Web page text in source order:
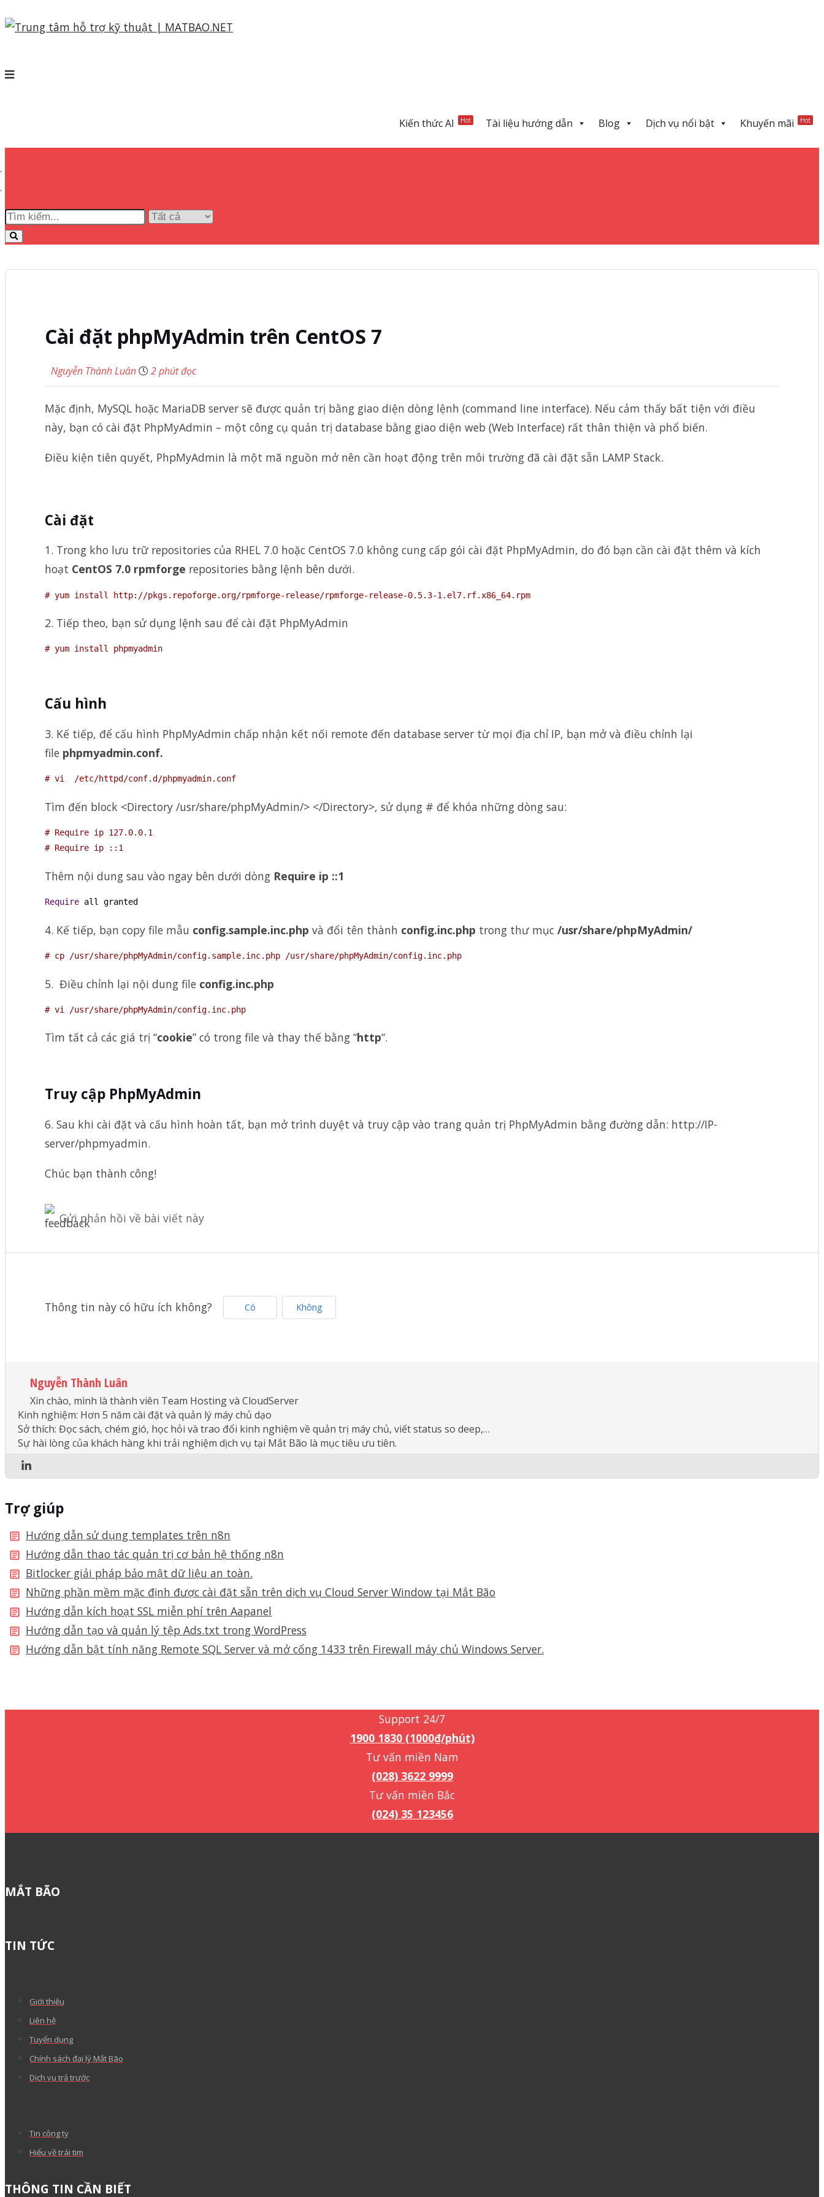
Kiến thức AI Hot Tài liệu hướng dẫn Blog Dịch vụ nổi bật Khuyến mãi Hot
Cài đặt phpMyAdmin trên CentOS 7
Nguyễn Thành Luân 2 phút đọc
Mặc định, MySQL hoặc MariaDB server sẽ được quản trị bằng giao diện dòng lệnh (command line interface). Nếu cảm thấy bất tiện với điều
này, bạn có cài đặt PhpMyAdmin – một công cụ quản trị database bằng giao diện web (Web Interface) rất thân thiện và phổ biến.
Điều kiện tiên quyết, PhpMyAdmin là một mã nguồn mở nên cần hoạt động trên môi trường đã cài đặt sẵn LAMP Stack.
Cài đặt
1. Trong kho lưu trữ repositories của RHEL 7.0 hoặc CentOS 7.0 không cung cấp gói cài đặt PhpMyAdmin, do đó bạn cần cài đặt thêm và kích
hoạt CentOS 7.0 rpmforge repositories bằng lệnh bên dưới.
# yum install http://pkgs.repoforge.org/rpmforge-release/rpmforge-release-0.5.3-1.el7.rf.x86_64.rpm
2. Tiếp theo, bạn sử dụng lệnh sau để cài đặt PhpMyAdmin
# yum install phpmyadmin
Cấu hình
3. Kế tiếp, để cấu hình PhpMyAdmin chấp nhận kết nối remote đến database server từ mọi địa chỉ IP, bạn mở và điều chỉnh lại
file phpmyadmin.conf.
# vi  /etc/httpd/conf.d/phpmyadmin.conf
Tìm đến block <Directory /usr/share/phpMyAdmin/> </Directory>, sử dụng # để khóa những dòng sau:
# Require ip 127.0.0.1
# Require ip ::1
Thêm nội dung sau vào ngay bên dưới dòng Require ip ::1
Require all granted
4. Kế tiếp, bạn copy file mẫu config.sample.inc.php và đổi tên thành config.inc.php trong thư mục /usr/share/phpMyAdmin/
# cp /usr/share/phpMyAdmin/config.sample.inc.php /usr/share/phpMyAdmin/config.inc.php
5. Điều chỉnh lại nội dung file config.inc.php
# vi /usr/share/phpMyAdmin/config.inc.php
Tìm tất cả các giá trị “cookie” có trong file và thay thế bằng “http“.
Truy cập PhpMyAdmin
6. Sau khi cài đặt và cấu hình hoàn tất, bạn mở trình duyệt và truy cập vào trang quản trị PhpMyAdmin bằng đường dẫn: http://IP-
server/phpmyadmin.
Chúc bạn thành công!
Gửi phản hồi về bài viết này
Thông tin này có hữu ích không? Có Không
Nguyễn Thành Luân
Xin chào, mình là thành viên Team Hosting và CloudServer
Kinh nghiệm: Hơn 5 năm cài đặt và quản lý máy chủ dạo
Sở thích: Đọc sách, chém gió, học hỏi và trao đổi kinh nghiệm về quản trị máy chủ, viết status so deep,…
Sự hài lòng của khách hàng khi trải nghiệm dịch vụ tại Mắt Bão là mục tiêu ưu tiên.
Trợ giúp
Hướng dẫn sử dụng templates trên n8n
Hướng dẫn thao tác quản trị cơ bản hệ thống n8n
Bitlocker giải pháp bảo mật dữ liệu an toàn.
Những phần mềm mặc định được cài đặt sẵn trên dịch vụ Cloud Server Window tại Mắt Bão
Hướng dẫn kích hoạt SSL miễn phí trên Aapanel
Hướng dẫn tạo và quản lý tệp Ads.txt trong WordPress
Hướng dẫn bật tính năng Remote SQL Server và mở cổng 1433 trên Firewall máy chủ Windows Server.
Support 24/7
1900 1830 (1000₫/phút)
Tư vấn miền Nam
(028) 3622 9999
Tư vấn miền Bắc
(024) 35 123456
MẮT BÃO
TIN TỨC
Giới thiệu
Liên hệ
Tuyển dụng
Chính sách đại lý Mắt Bão
Dịch vụ trả trước
Tin công ty
Hiểu về trái tim
THÔNG TIN CẦN BIẾT